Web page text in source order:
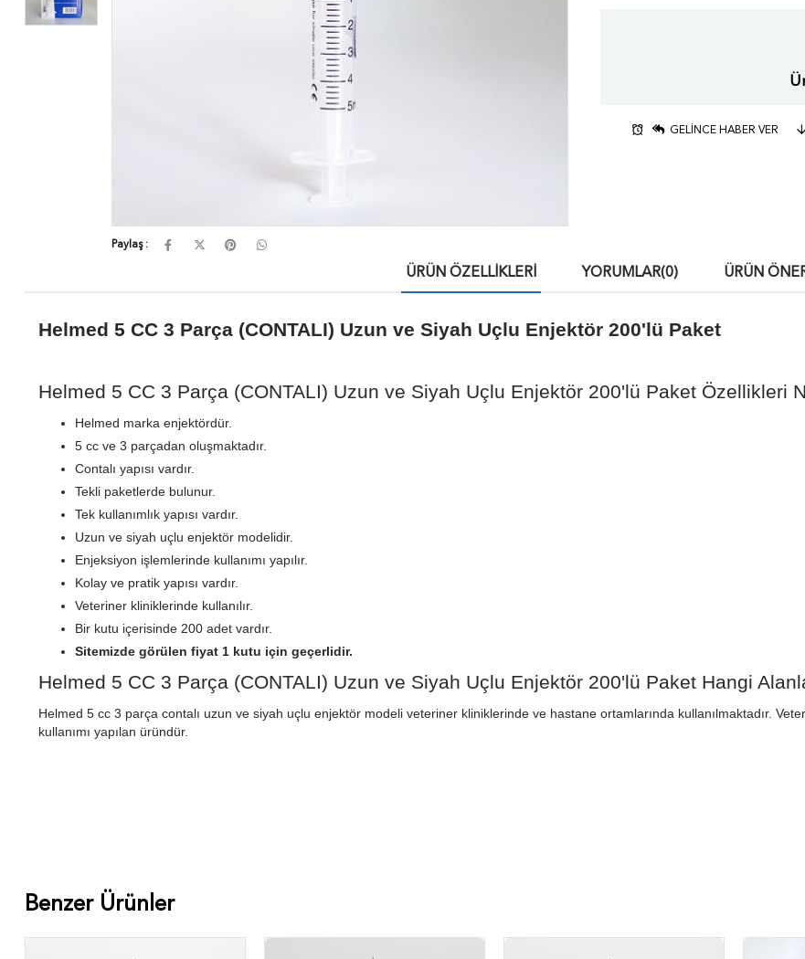
Paylaş :
GELINCE HABER VER
ÜRÜN ÖZELLIKLERI YORUMLAR(0) ÜRÜN
Helmed 5 CC 3 Parça (CONTALI) Uzun ve Siyah Uçlu Enjektör 200'lü Paket
Helmed 5 CC 3 Parça (CONTALI) Uzun ve Siyah Uçlu Enjektör 200'lü Paket Özellikleri
Helmed marka enjektördür.
5 cc ve 3 parçadan oluşmaktadır.
Contalı yapısı vardır.
Tekli paketlerde bulunur.
Tek kullanımlık yapısı vardır.
Uzun ve siyah uçlu enjektör modelidir.
Enjeksiyon işlemlerinde kullanımı yapılır.
Kolay ve pratik yapısı vardır.
Veteriner kliniklerinde kullanılır.
Bir kutu içerisinde 200 adet vardır.
Sitemizde görülen fiyat 1 kutu için geçerlidir.
Helmed 5 CC 3 Parça (CONTALI) Uzun ve Siyah Uçlu Enjektör 200'lü Paket Hangi
Helmed 5 cc 3 parça contalı uzun ve siyah uçlu enjektör modeli veteriner kliniklerinde ve hastane ortamlarında kullanılmaktadır.
kullanımı yapılan üründür.
Benzer Ürünler